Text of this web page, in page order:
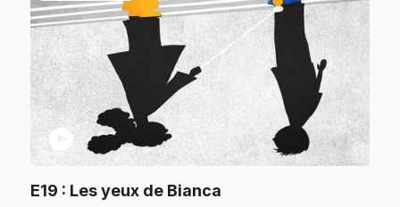
play_circle
E19 : Les yeux de Bianca